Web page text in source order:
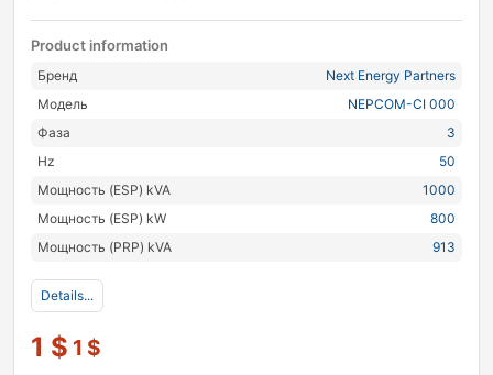
Product information
Бренд
Next Energy Partners
Модель
NEPCOM-CI 000
Фаза
3
Hz
50
Мощность (ESP) kVA
1000
Мощность (ESP) kW
800
Мощность (PRP) kVA
913
Details...
1 $ 1 $